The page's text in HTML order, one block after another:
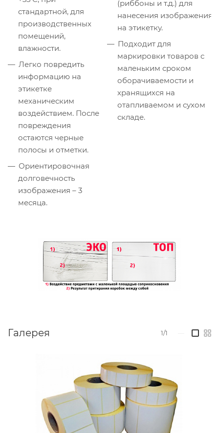
стандартной, для
производственных
помещений,
влажности.
Легко повредить
информацию на
этикетке
механическим
воздействием. После
повреждения
остаются черные
полосы и отметки.
Ориентировочная
долговечность
изображения – 3
месяца.
(риббоны и т.д.) для
нанесения изображения
на этикетку.
Подходит для
маркировки товаров с
маленьким сроком
оборачиваемости и
хранящихся на
отапливаемом и сухом
складе.
Галерея 1/1